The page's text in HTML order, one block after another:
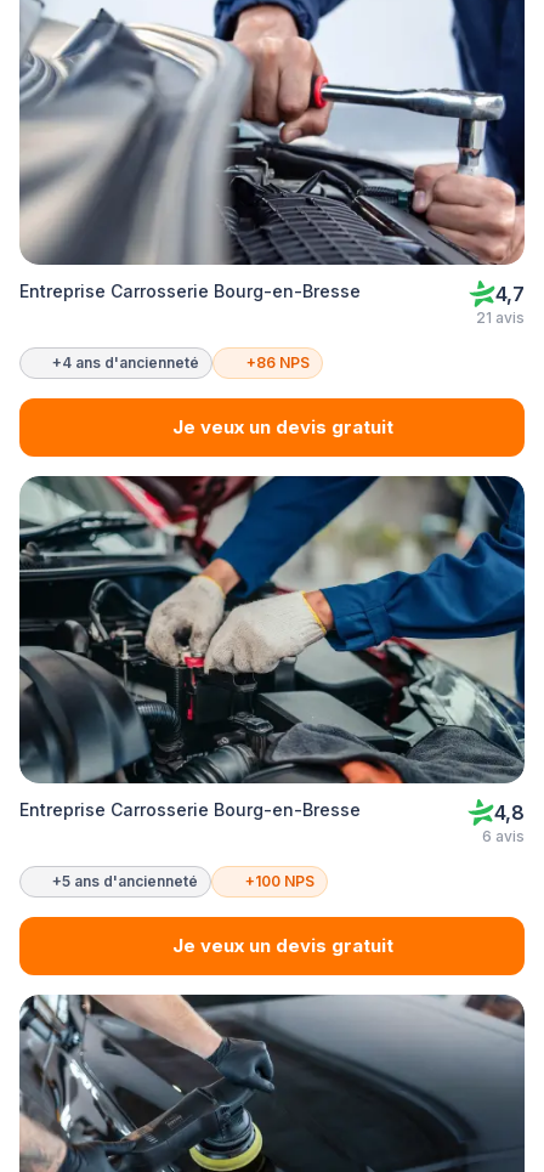
Entreprise Carrosserie Bourg-en-Bresse 4,7
21 avis
+4 ans d'ancienneté +86 NPS
Je veux un devis gratuit
Entreprise Carrosserie Bourg-en-Bresse 4,8
6 avis
+5 ans d'ancienneté +100 NPS
Je veux un devis gratuit